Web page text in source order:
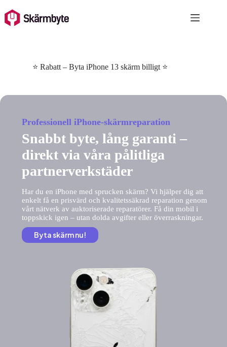
to
content
⭐ Rabatt – Byta iPhone 13 skärm billigt ⭐
Professionell iPhone-skärmreparation
Snabbt byte, lång garanti –
direkt via våra pålitliga
partnerverkstäder
Har du en iPhone med sprucken skärm? Vi hjälper dig att
enkelt få en prisvärd och kvalitetssäkrad reparation genom
vårt nätverk av auktoriserade reparatörer. Få din mobil i
toppskick igen – utan dolda avgifter eller överraskningar.
Byta skärm nu!